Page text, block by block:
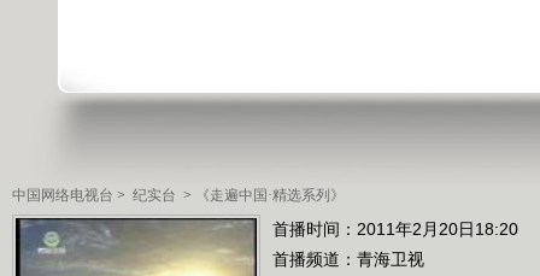
中国网络电视台 > 纪实台 > 《走遍中国·精选系列》
首播时间：2011年2月20日18:20
首播频道： 青海卫视